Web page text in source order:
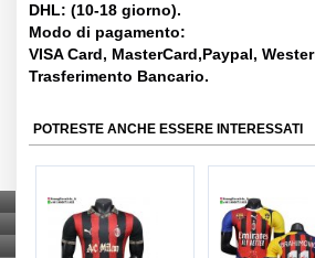
DHL: (10-18 giorno).
Modo di pagamento:
VISA Card, MasterCard,Paypal,
Trasferimento Bancario.
POTRESTE ANCHE ESSERE INTERESSATI